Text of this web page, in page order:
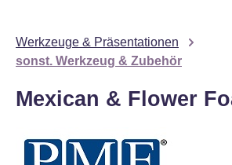
Werkzeuge & Präsentationen
sonst. Werkzeug & Zubehör
Mexican & Flower